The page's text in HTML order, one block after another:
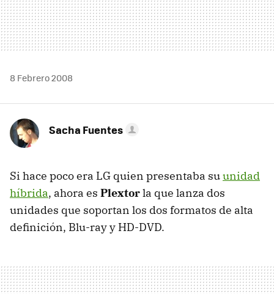
8 Febrero 2008
Sacha Fuentes
Si hace poco era LG quien presentaba suunidad
híbrida, ahora es Plextorla que lanza dos
unidades que soportan los dos formatos de alta
definición, Blu-ray y HD-DVD.